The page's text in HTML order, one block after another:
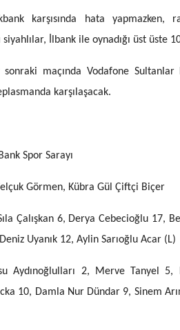
karşısında hata yapmazken,
siyahlılar, İlbank ile oynadığı üst üste
sonraki maçında Vodafone
karşılaşacak.
Spor Sarayı
Görmen, Kübra Gül Çiftçi Biçer
Çalışkan 6, Derya Cebecioğlu 17,
Uyanık 12, Aylin Sarıoğlu Acar (L)
Aydınoğlulları 2, Merve Tanyel
10, Damla Nur Dündar 9, Sinem